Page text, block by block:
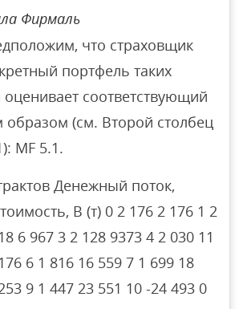
Фирмаль
что страховщик
портфель таких
оценивает соответствующий
(см. Второй столбец
MF 5.1.
Денежный поток,
B (т) 0 2 176 2 176 1 2
6 967 3 2 128 9373 4 2 030 11
6 1 816 16 559 7 1 699 18
9 1 447 23 551 10 -24 493 0